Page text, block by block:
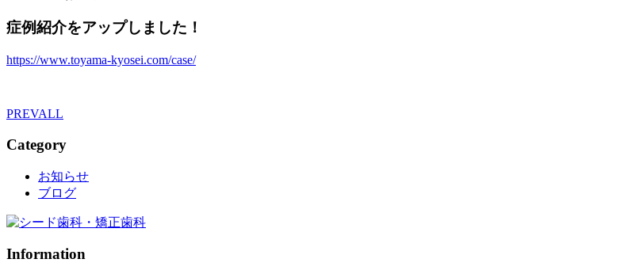
症例紹介をアップしました！
https://www.toyama-kyosei.com/case/
PREVALL
Category
お知らせ
ブログ
Information